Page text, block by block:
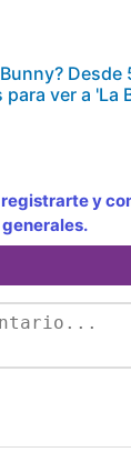
Desde
ver a 'La
y
generales.